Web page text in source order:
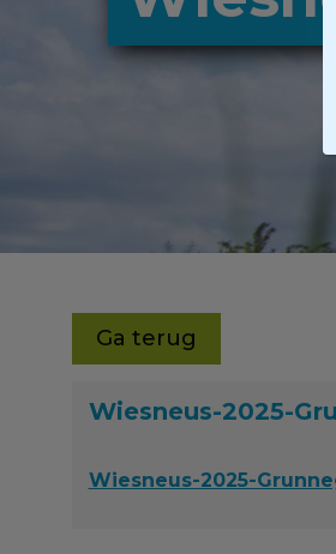
Ga terug
Wiesneus-2025-
Wiesneus-2025-